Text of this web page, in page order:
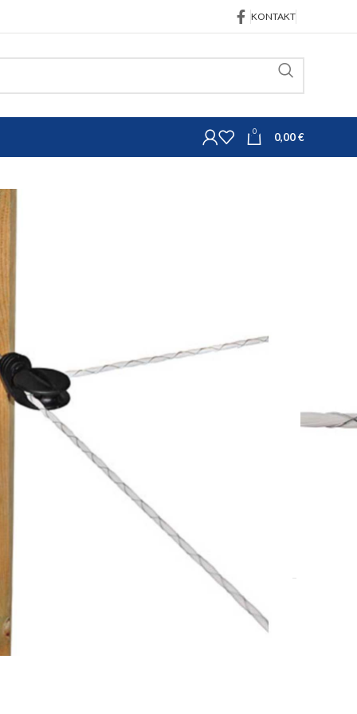
KONTAKT
0 0,00€
unakrsno 200 m
dana.
DODAJ U KOŠARICU